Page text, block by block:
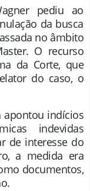
pediu ao
da busca
no âmbito
O recurso
da Corte, que
do caso, o
apontou indícios
indevidas
de interesse do
a medida era
documentos,